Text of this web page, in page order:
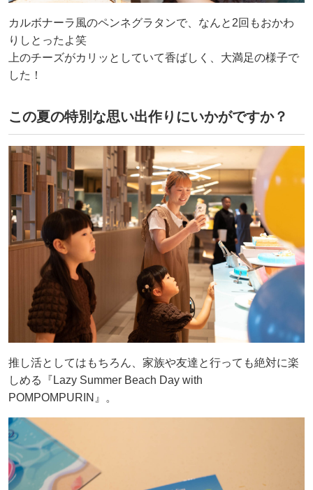
カルボナーラ風のペンネグラタンで、なんと2回もおかわ
りしとったよ笑
上のチーズがカリッとしていて香ばしく、大満足の様子で
した！
この夏の特別な思い出作りにいかがですか？
推し活としてはもちろん、家族や友達と行っても絶対に楽
しめる『Lazy Summer Beach Day with
POMPOMPURIN』。